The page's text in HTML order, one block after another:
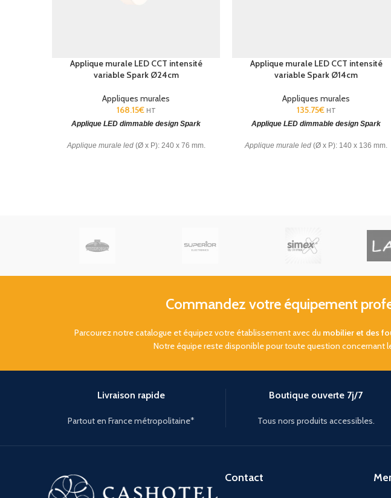
Applique murale LED CCT intensité
variable Spark Ø24cm
Appliques murales
168.15€ HT
Applique LED dimmable design Spark
Applique murale led(Ø x P): 240 x 76 mm.
Applique murale LED CCT intensité
variable Spark Ø14cm
Appliques murales
135.75€ HT
Applique LED dimmable design Spark
Applique murale led (Ø x P): 140 x 136 mm.
Commandez votre équipement
Parcourez notre catalogue et équipez votre établissement avec du mobilier et des
Notre équipe reste disponible pour toute question concernant
Livraison rapide
Partout en France métropolitaine*
Boutique ouverte 7j/7
Tous nors produits accessibles.
Contact